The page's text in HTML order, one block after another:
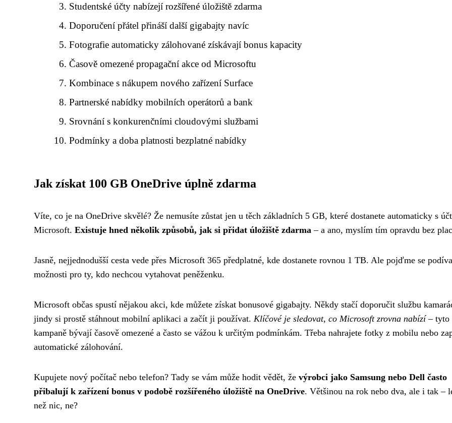
Studentské účty nabízejí rozšířené úložiště zdarma
Doporučení přátel přináší další gigabajty navíc
Fotografie automaticky zálohované získávají bonus kapacity
Časově omezené propagační akce od Microsoftu
Kombinace s nákupem nového zařízení Surface
Partnerské nabídky mobilních operátorů a bank
Srovnání s konkurenčními cloudovými službami
Podmínky a doba platnosti bezplatné nabídky
Jak získat 100 GB OneDrive úplně zdarma
Víte, co je na OneDrive skvělé? Že nemusíte zůstat jen u těch základních 5 GB, které dostanete automaticky s
Microsoft. Existuje hned několik způsobů, jak si přidat úložiště zdarma – a ano, myslím tím opravdu bez
Jasně, nejjednodušší cesta vede přes Microsoft 365 předplatné, kde dostanete rovnou 1 TB. Ale pojďme se
možnosti pro ty, kdo nechcou vytahovat peněženku.
Microsoft občas spustí nějakou akci, kde můžete získat bonusové gigabajty. Někdy stačí doporučit službu
jindy si prostě stáhnout mobilní aplikaci a začít ji používat. Klíčové je sledovat, co Microsoft zrovna nabízí– tyto
kampaně bývají časově omezené a často se vážou k určitým podmínkám. Třeba nahrajete fotky z mobilu nebo
automatické zálohování.
Kupujete nový počítač nebo telefon? Tady se vám může hodit vědět, že výrobci jako Samsung nebo Dell často
přibalují k zařízení bonus v podobě rozšířeného úložiště na OneDrive. Většinou na rok nebo dva, ale i tak –
než nic, ne?